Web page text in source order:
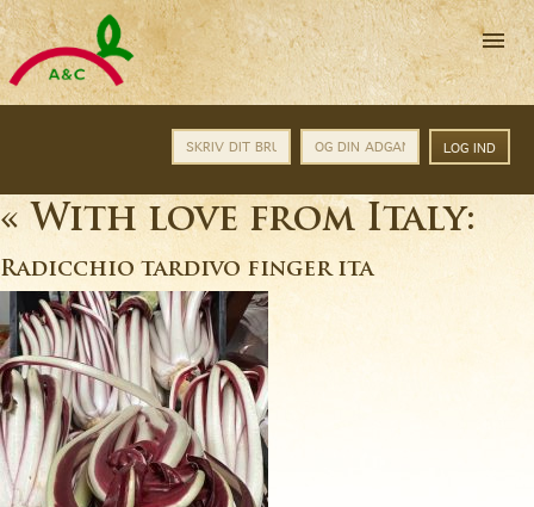
A&C
Catering
A/S
-
Altid
rigtige
priser
HJEM
PROFIL
PRODUKTINFO
« With love from Italy:
Radicchio tardivo finger ita